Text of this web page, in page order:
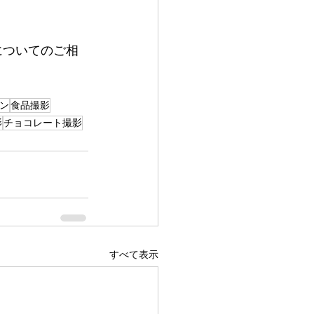
いてのご相
食品撮影
チョコレート撮影
すべて表示